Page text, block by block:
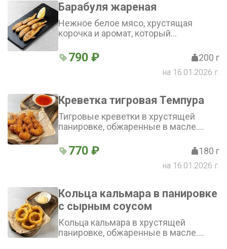
Барабуля жареная
Нежное белое мясо, хрустящая
корочка и аромат, который
блюдо - квинтэссенция всего, что мы
любим в жареной рыбе. Сладковатый
вкус и приятное послевкусие,
лимонный сок, делает блюдо
незабываемым. Барабуля,
обжаренная в чесночном масле со
специями, - это сочетание, созданное,
чтобы покорять сердца любителей
морепродуктов
790 ₽ 200 г
на 16.01.2026 г.
Креветка тигровая Темпура
Тигровые креветки в хрустящей
панировке, обжаренные в масле.
770 ₽ 180 г
на 16.01.2026 г.
Кольца кальмара в панировке
с сырным соусом
Кольца кальмара в хрустящей
панировке, обжаренные в масле.